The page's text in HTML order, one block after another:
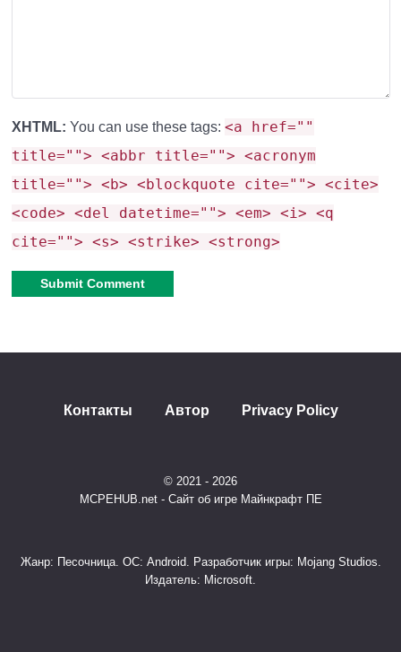
XHTML: You can use these tags: <a href=""
title=""> <abbr title=""> <acronym
title=""> <b> <blockquote cite=""> <cite>
<code> <del datetime=""> <em> <i> <q
cite=""> <s> <strike> <strong>
Контакты Автор Privacy Policy
© 2021 - 2026
MCPEHUB.net - Сайт об игре Майнкрафт ПЕ
Жанр: Песочница. ОС: Android. Разработчик игры: Mojang Studios.
Издатель: Microsoft.